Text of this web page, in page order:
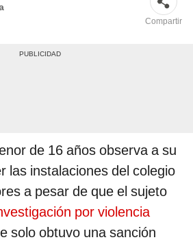
Compartir
de 16 años observa a su
las instalaciones del colegio
a pesar de que el sujeto
por violencia
solo obtuvo una sanción